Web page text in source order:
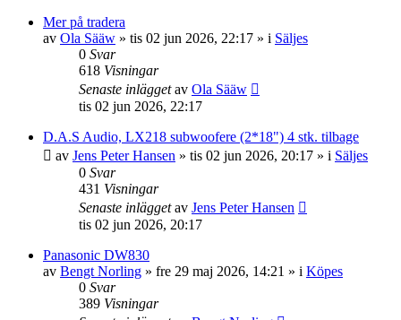
Mer på tradera
av Ola Sääw » tis 02 jun 2026, 22:17 » i Säljes
0 Svar
618 Visningar
Senaste inläggetav Ola Sääw
tis 02 jun 2026, 22:17
D.A.S Audio, LX218 subwoofere (2*18") 4 stk. tilbage
av Jens Peter Hansen » tis 02 jun 2026, 20:17 » i Säljes
0 Svar
431 Visningar
Senaste inläggetav Jens Peter Hansen
tis 02 jun 2026, 20:17
Panasonic DW830
av Bengt Norling » fre 29 maj 2026, 14:21 » i Köpes
0 Svar
389 Visningar